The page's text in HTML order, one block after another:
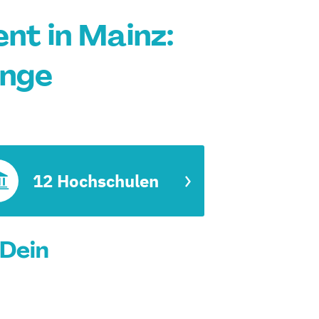
in Mainz:
12 Hochschulen